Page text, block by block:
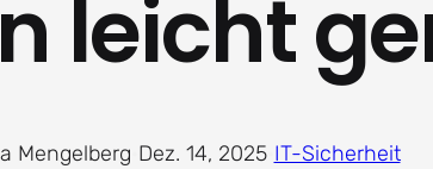
leicht
Mengelberg Dez. 14, 2025· IT-Sicherheit